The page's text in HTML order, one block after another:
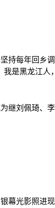
持每年回
是黑龙江人
继刘佩琦
幕光影照